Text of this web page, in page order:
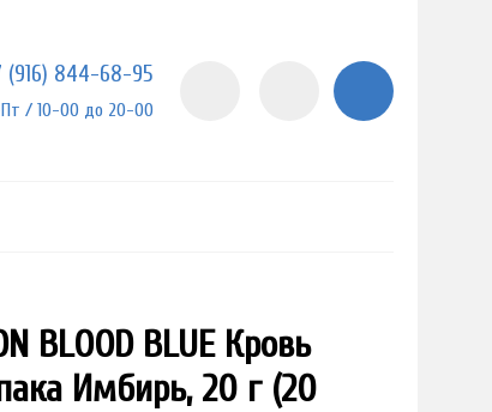
(916) 844-68-95
/ 10-00 до 20-00
BLOOD BLUE Кровь
Имбирь, 20 г (20